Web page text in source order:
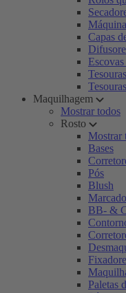
Capas
Maquilhagem
Mostrar todos
Rosto
Mostrar
Bases
Pós
Blush
BB- &
Paletas